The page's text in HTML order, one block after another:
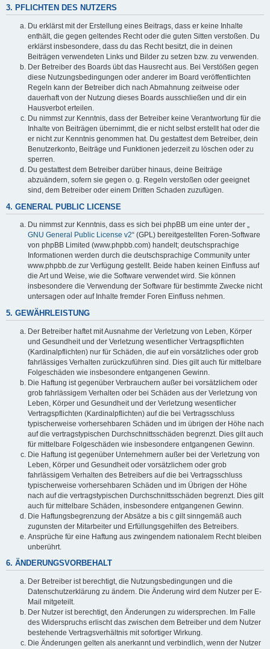
3. PFLICHTEN DES NUTZERS
Du erklärst mit der Erstellung eines Beitrags, dass er keine Inhalte
enthält, die gegen geltendes Recht oder die guten Sitten verstoßen. Du
erklärst insbesondere, dass du das Recht besitzt, die in deinen
Beiträgen verwendeten Links und Bilder zu setzen bzw. zu verwenden.
Der Betreiber des Boards übt das Hausrecht aus. Bei Verstößen gegen
diese Nutzungsbedingungen oder anderer im Board veröffentlichten
Regeln kann der Betreiber dich nach Abmahnung zeitweise oder
dauerhaft von der Nutzung dieses Boards ausschließen und dir ein
Hausverbot erteilen.
Du nimmst zur Kenntnis, dass der Betreiber keine Verantwortung für die
Inhalte von Beiträgen übernimmt, die er nicht selbst erstellt hat oder die
er nicht zur Kenntnis genommen hat. Du gestattest dem Betreiber, dein
Benutzerkonto, Beiträge und Funktionen jederzeit zu löschen oder zu
sperren.
Du gestattest dem Betreiber darüber hinaus, deine Beiträge
abzuändern, sofern sie gegen o. g. Regeln verstoßen oder geeignet
sind, dem Betreiber oder einem Dritten Schaden zuzufügen.
4. GENERAL PUBLIC LICENSE
Du nimmst zur Kenntnis, dass es sich bei phpBB um eine unter der „
GNU General Public License v2“ (GPL) bereitgestellten Foren-Software
von phpBB Limited (www.phpbb.com) handelt; deutschsprachige
Informationen werden durch die deutschsprachige Community unter
www.phpbb.de zur Verfügung gestellt. Beide haben keinen Einfluss auf
die Art und Weise, wie die Software verwendet wird. Sie können
insbesondere die Verwendung der Software für bestimmte Zwecke nicht
untersagen oder auf Inhalte fremder Foren Einfluss nehmen.
5. GEWÄHRLEISTUNG
Der Betreiber haftet mit Ausnahme der Verletzung von Leben, Körper
und Gesundheit und der Verletzung wesentlicher Vertragspflichten
(Kardinalpflichten) nur für Schäden, die auf ein vorsätzliches oder grob
fahrlässiges Verhalten zurückzuführen sind. Dies gilt auch für mittelbare
Folgeschäden wie insbesondere entgangenen Gewinn.
Die Haftung ist gegenüber Verbrauchern außer bei vorsätzlichem oder
grob fahrlässigem Verhalten oder bei Schäden aus der Verletzung von
Leben, Körper und Gesundheit und der Verletzung wesentlicher
Vertragspflichten (Kardinalpflichten) auf die bei Vertragsschluss
typischerweise vorhersehbaren Schäden und im übrigen der Höhe nach
auf die vertragstypischen Durchschnittsschäden begrenzt. Dies gilt auch
für mittelbare Folgeschäden wie insbesondere entgangenen Gewinn.
Die Haftung ist gegenüber Unternehmern außer bei der Verletzung von
Leben, Körper und Gesundheit oder vorsätzlichem oder grob
fahrlässigem Verhalten des Betreibers auf die bei Vertragsschluss
typischerweise vorhersehbaren Schäden und im Übrigen der Höhe
nach auf die vertragstypischen Durchschnittsschäden begrenzt. Dies gilt
auch für mittelbare Schäden, insbesondere entgangenen Gewinn.
Die Haftungsbegrenzung der Absätze a bis c gilt sinngemäß auch
zugunsten der Mitarbeiter und Erfüllungsgehilfen des Betreibers.
Ansprüche für eine Haftung aus zwingendem nationalem Recht bleiben
unberührt.
6. ÄNDERUNGSVORBEHALT
Der Betreiber ist berechtigt, die Nutzungsbedingungen und die
Datenschutzerklärung zu ändern. Die Änderung wird dem Nutzer per E-
Mail mitgeteilt.
Der Nutzer ist berechtigt, den Änderungen zu widersprechen. Im Falle
des Widerspruchs erlischt das zwischen dem Betreiber und dem Nutzer
bestehende Vertragsverhältnis mit sofortiger Wirkung.
Die Änderungen gelten als anerkannt und verbindlich, wenn der Nutzer